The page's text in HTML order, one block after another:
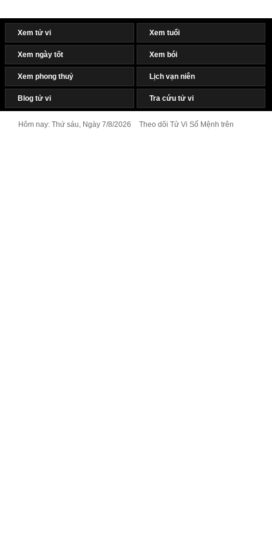
Xem tử vi Xem tuổi
Xem ngày tốt Xem bói
Xem phong thuỷ Lịch vạn niên
Blog tử vi Tra cứu tử vi
Hôm nay: Thứ sáu, Ngày 7/8/2026 Theo dõi Tử Vi Số Mệnh trên